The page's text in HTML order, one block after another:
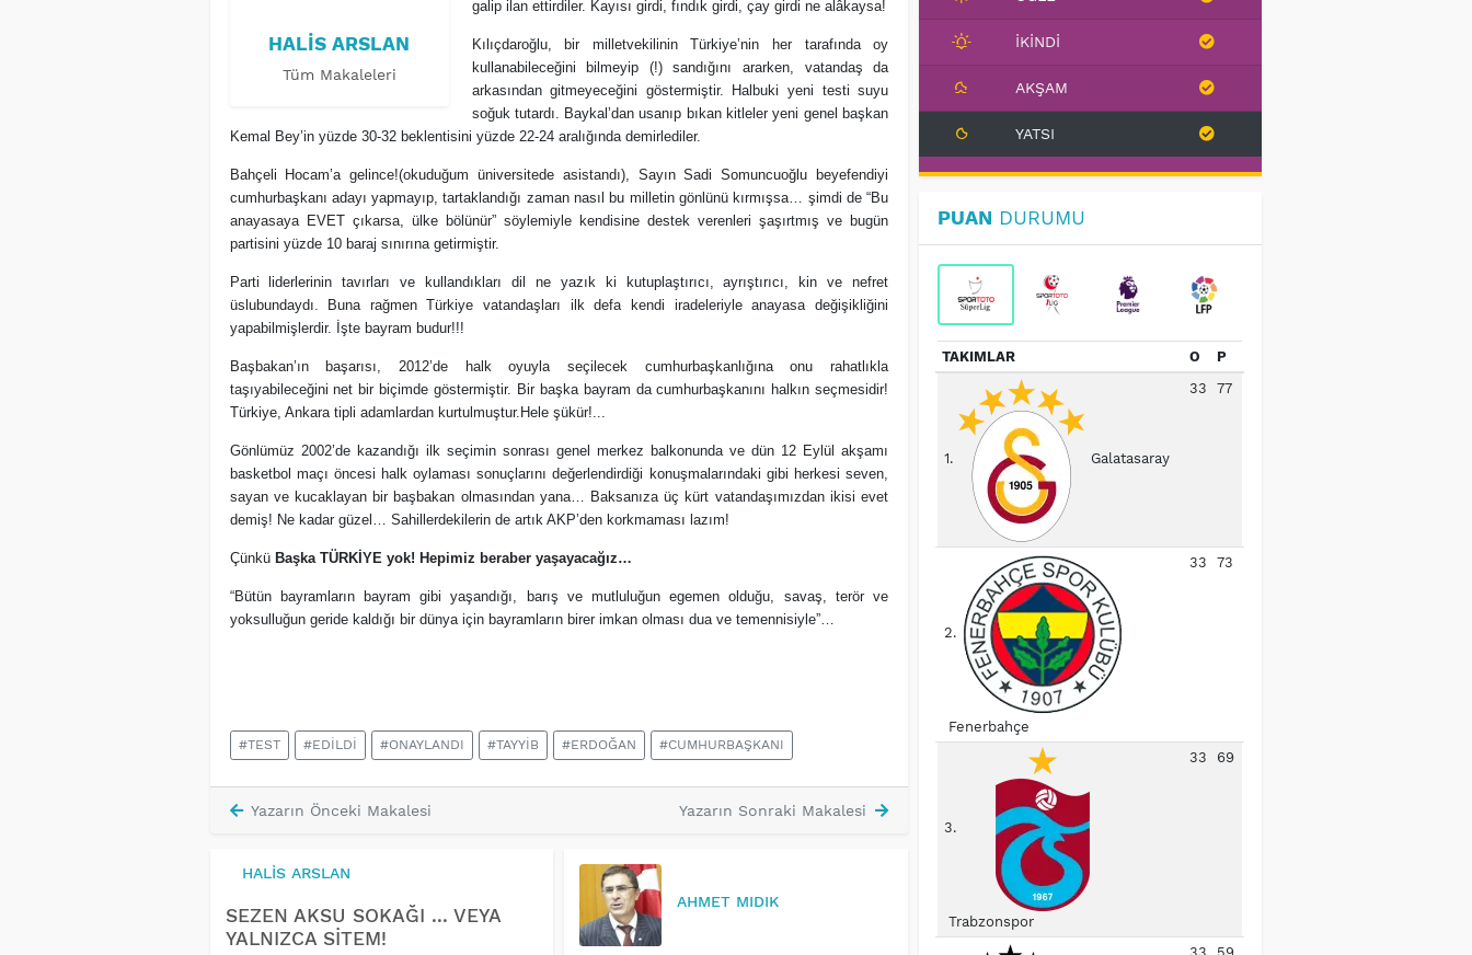
HALIS ARSLAN
Tüm Makaleleri
galip ilan ettirdiler. Kayısı girdi, fındık girdi, çay girdi ne alâkaysa!
Kılıçdaroğlu, bir milletvekilinin Türkiye’nin her tarafında oy
kullanabileceğini bilmeyip (!) sandığını ararken, vatandaş da
arkasından gitmeyeceğini göstermiştir. Halbuki yeni testi suyu
soğuk tutardı. Baykal’dan usanıp bıkan kitleler yeni genel başkan
Kemal Bey’in yüzde 30-32 beklentisini yüzde 22-24 aralığında demirlediler.
Bahçeli Hocam’a gelince!(okuduğum üniversitede asistandı), Sayın Sadi Somuncuoğlu beyefendiyi
cumhurbaşkanı adayı yapmayıp, tartaklandığı zaman nasıl bu milletin gönlünü kırmışsa… şimdi de “Bu
anayasaya EVET çıkarsa, ülke bölünür” söylemiyle kendisine destek verenleri şaşırtmış ve bugün
partisini yüzde 10 baraj sınırına getirmiştir.
Parti liderlerinin tavırları ve kullandıkları dil ne yazık ki kutuplaştırıcı, ayrıştırıcı, kin ve nefret
üslubundaydı. Buna rağmen Türkiye vatandaşları ilk defa kendi iradeleriyle anayasa değişikliğini
yapabilmişlerdir. İşte bayram budur!!!
Başbakan’ın başarısı, 2012’de halk oyuyla seçilecek cumhurbaşkanlığına onu rahatlıkla
taşıyabileceğini net bir biçimde göstermiştir. Bir başka bayram da cumhurbaşkanını halkın seçmesidir!
Türkiye, Ankara tipli adamlardan kurtulmuştur.Hele şükür!...
Gönlümüz 2002’de kazandığı ilk seçimin sonrası genel merkez balkonunda ve dün 12 Eylül akşamı
basketbol maçı öncesi halk oylaması sonuçlarını değerlendirdiği konuşmalarındaki gibi herkesi seven,
sayan ve kucaklayan bir başbakan olmasından yana… Baksanıza üç kürt vatandaşımızdan ikisi evet
demiş! Ne kadar güzel… Sahillerdekilerin de artık AKP’den korkmaması lazım!
Çünkü Başka TÜRKİYE yok! Hepimiz beraber yaşayacağız…
“Bütün bayramların bayram gibi yaşandığı, barış ve mutluluğun egemen olduğu, savaş, terör ve
yoksulluğun geride kaldığı bir dünya için bayramların birer imkan olması dua ve temennisiyle”…
#TEST #EDİLDİ #ONAYLANDI #TAYYİB #ERDOĞAN #CUMHURBAŞKANI
Yazarın Önceki Makalesi Yazarın Sonraki Makalesi
HALIS ARSLAN
SEZEN AKSU SOKAĞI ... VEYA
YALNIZCA SİTEM!
AHMET MIDIK
İKINDI
AKŞAM
YATSI
PUAN DURUMU
TAKIMLAR O P
1. Galatasaray
33 77
2.
Fenerbahçe
33 73
3.
Trabzonspor
33 69